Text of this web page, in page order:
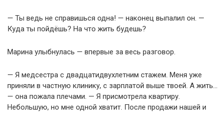
— Ты ведь не справишься одна! — наконец выпалил он. —
Куда ты пойдёшь? На что жить будешь?
Марина улыбнулась — впервые за весь разговор.
— Я медсестра с двадцатидвухлетним стажем. Меня уже
приняли в частную клинику, с зарплатой выше твоей. А жить…
— она пожала плечами. — Я присмотрела квартиру.
Небольшую, но мне одной хватит. После продажи нашей и